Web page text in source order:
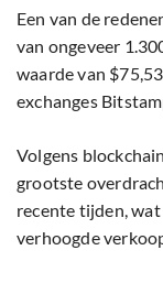
Een van de
van ongeveer
waarde van
exchanges
Volgens
grootste
recente tijden,
verhoogde